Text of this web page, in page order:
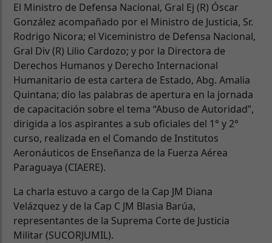
El Ministro de Defensa Nacional, Gral Ej (R) Óscar
González acompañado por el Ministro de Justicia, Sr.
Rodrigo Nicora; el Viceministro de Defensa Nacional,
Gral Div (R) Lilio Cardozo; y por la Directora de
Derechos Humanos y Derecho Internacional
Humanitario de esta cartera de Estado, Abg. Amalia
Quintana; dio las palabras de apertura en la jornada
de capacitación sobre el tema “Abuso de Autoridad”,
dirigida a los aspirantes a sub oficiales del 1° y 2°
curso, realizada en el Comando de Institutos
Aeronáuticos de Enseñanza de la Fuerza Aérea
Paraguaya (CIAERE).
La charla estuvo a cargo de la Cap JM Diana
Velázquez y de la Cap C JM Blasia Barúa,
representantes de la Suprema Corte de Justicia
Militar (SUCORJUMIL).